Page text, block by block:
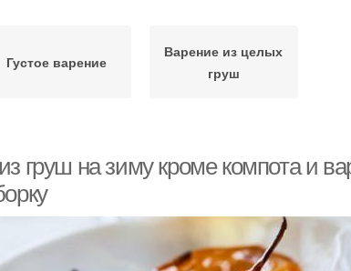
Густое варение
Варение из целых
груш
груш на зиму кроме компота и